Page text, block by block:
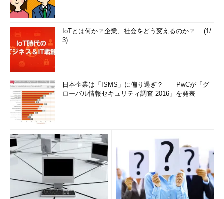
IoTとは何か？企業、社会をどう変えるのか？ (1/
3)
日本企業は「ISMS」に偏り過ぎ？――PwCが「グ
ローバル情報セキュリティ調査 2016」を発表